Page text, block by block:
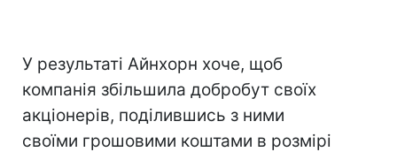
У результаті Айнхорн хоче, щоб
компанія збільшила добробут своїх
акціонерів, поділившись з ними
своїми грошовими коштами в розмірі